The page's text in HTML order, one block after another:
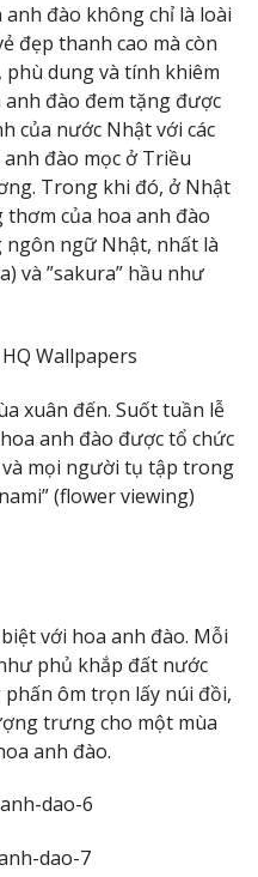
đào không chỉ là loài
đẹp thanh cao mà còn
dung và tính khiêm
đào đem tặng được
của nước Nhật với các
đào mọc ở Triều
Trong khi đó, ở Nhật
của hoa anh đào
ngữ Nhật, nhất là
và ”sakura” hầu như
xuân đến. Suốt tuần lễ
anh đào được tổ chức
mọi người tụ tập trong
(flower viewing)
với hoa anh đào. Mỗi
phủ khắp đất nước
ôm trọn lấy núi đồi,
trưng cho một mùa
anh đào.